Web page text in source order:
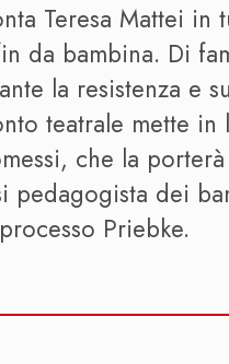
Teresa Mattei
da bambina. Di
la resistenza e
teatrale mette
che la
pedagogista dei
Priebke.